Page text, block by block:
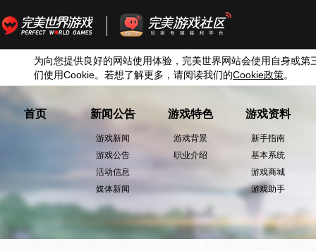
为向您提供良好的网站使用体验，完美世界网站会使用自身或第
们使用Cookie。若想了解更多，请阅读我们的Cookie政策。
首页 新闻公告
游戏新闻
游戏公告
活动信息
媒体新闻
游戏特色
游戏背景
职业介绍
游戏资料
新手指南
基本系统
游戏商城
游戏助手